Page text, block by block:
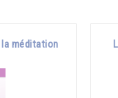
la méditation